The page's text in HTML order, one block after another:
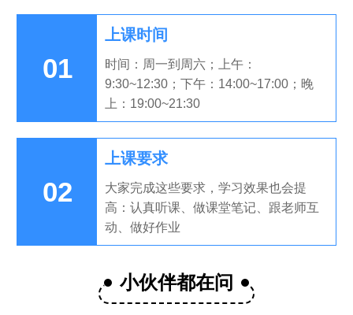
01
上课时间
时间：周一到周六；上午：
9:30~12:30；下午：14:00~17:00；晚
上：19:00~21:30
02
上课要求
大家完成这些要求，学习效果也会提
高：认真听课、做课堂笔记、跟老师互
动、做好作业
小伙伴都在问